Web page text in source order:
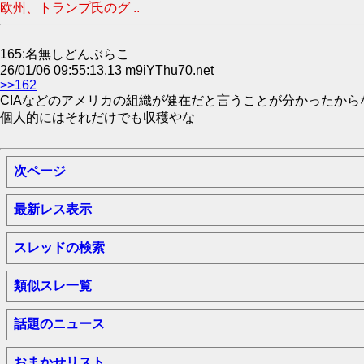
欧州、トランプ氏のグ ..
165:名無しどんぶらこ
26/01/06 09:55:13.13 m9iYThu70.net
>>162
CIAなどのアメリカの組織が健在だと言うことが分かったから
個人的にはそれだけでも収穫やな
次ページ
最新レス表示
スレッドの検索
類似スレ一覧
話題のニュース